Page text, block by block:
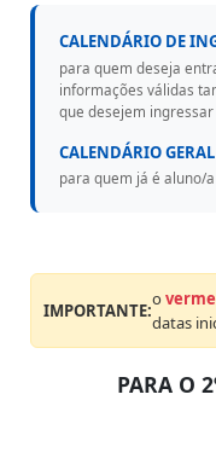
CALENDÁRIO DE
para quem deseja
informações válidas
que desejem
CALENDÁRIO
para quem já é aluno/
IMPORTANTE:
o
datas
PARA O